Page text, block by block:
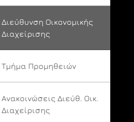
Διεύθυνση Οικονομικής
Διαχείρισης
Τμήμα Προμηθειών
Ανακοινώσεις Διεύθ. Οικ.
Διαχείρισης